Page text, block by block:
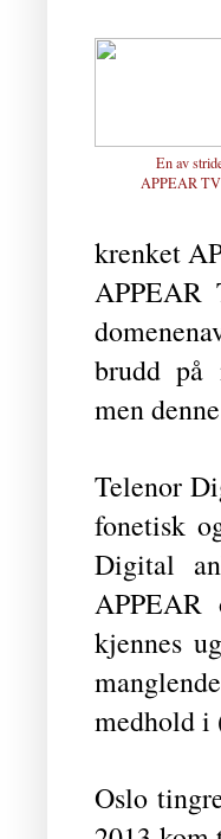
En av
APPEAR TV
krenket
brudd på
men
Telenor
fonetisk
Digital
kjennes
medhold i
Oslo